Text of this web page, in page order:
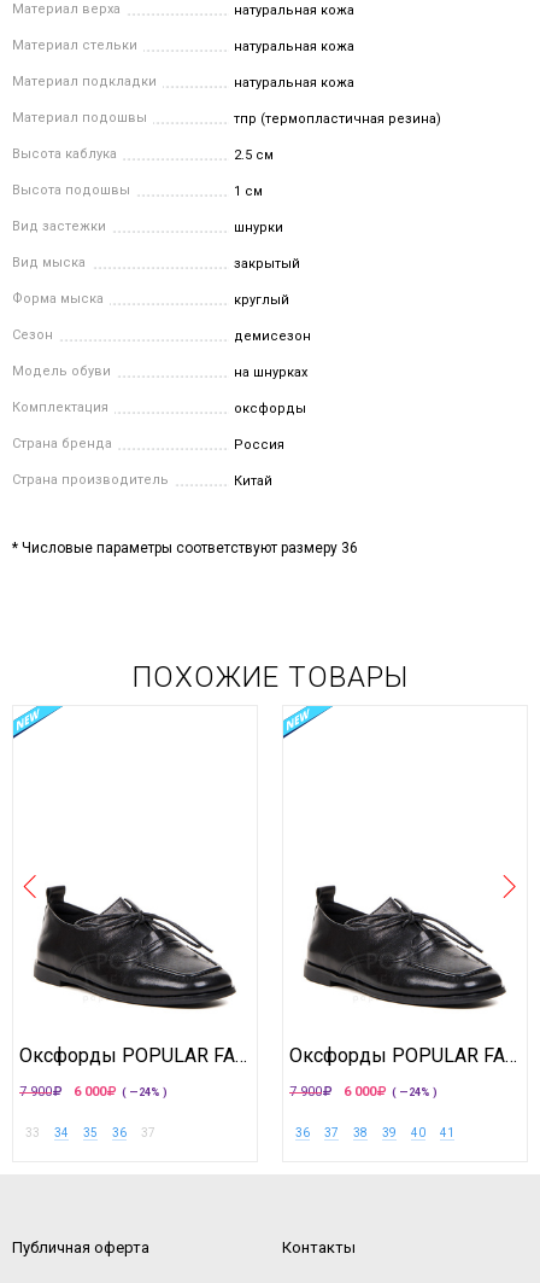
Материал верха натуральная кожа
Материал стельки натуральная кожа
Материал подкладки натуральная кожа
Материал подошвы тпр (термопластичная резина)
Высота каблука 2.5 см
Высота подошвы 1 см
Вид застежки шнурки
Вид мыска закрытый
Форма мыска круглый
Сезон демисезон
Модель обуви на шнурках
Комплектация оксфорды
Страна бренда Россия
Страна производитель Китай
* Числовые параметры соответствуют размеру 36
ПОХОЖИЕ ТОВАРЫ
Оксфорды POPULAR FASHION
7 900 6 000 ( —24% )
33 34 35 36 37
Оксфорды POPULAR FASHION
7 900 6 000 ( —24% )
36 37 38 39 40 41
Публичная оферта Контакты